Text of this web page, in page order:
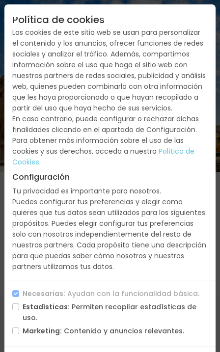
LIBANO
Borrar Filtros
Un país que rompe límites
Política de cookies
Las cookies de este sitio web se usan para personalizar
el contenido y los anuncios, ofrecer funciones de redes
sociales y analizar el tráfico. Además, compartimos
información sobre el uso que haga el sitio web con
nuestros partners de redes sociales, publicidad y análisis
web, quienes pueden combinarla con otra información
que les haya proporcionado o que hayan recopilado a
partir del uso que haya hecho de sus servicios.
En caso contrario, puede configurar o rechazar dichas
finalidades clicando en el apartado de Configuración.
Para obtener más información sobre el uso de las
cookies y sus derechos, acceda a nuestra Política de
Cookies.
Configuración
Tu privacidad es importante para nosotros.
Puedes configurar tus preferencias y elegir como
quieres que tus datos sean utilizados para los siguientes
propósitos. Puedes elegir configurar tus preferencias
solo con nosotros independientemente del resto de
nuestros partners. Cada propósito tiene una descripción
para que puedas saber cómo nosotros y nuestros
partners utilizamos tus datos.
Necesarias: Ayudan con la funcionalidad básica.
Estadísticas: Permiten recopilar estadísticas de
uso.
Marketing: Contenido y anuncios relevantes.